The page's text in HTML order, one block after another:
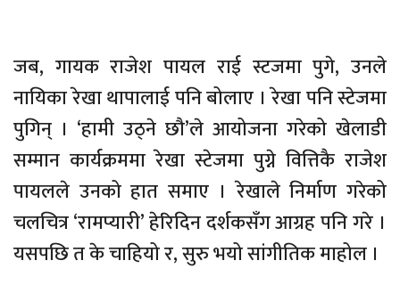
जब, गायक राजेश पायल राई स्टजमा पुगे, उनले
नायिका रेखा थापालाई पनि बोलाए । रेखा पनि स्टेजमा
पुगिन् । ‘हामी उठ्ने छौ’ले आयोजना गरेको खेलाडी
सम्मान कार्यक्रममा रेखा स्टेजमा पुग्ने वित्तिकै राजेश
पायलले उनको हात समाए । रेखाले निर्माण गरेको
चलचित्र ‘रामप्यारी’ हेरिदिन दर्शकसँग आग्रह पनि गरे ।
यसपछि त के चाहियो र, सुरु भयो सांगीतिक माहोल ।